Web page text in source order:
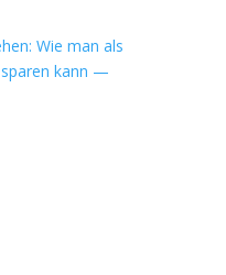
Wie man als
sparen kann —